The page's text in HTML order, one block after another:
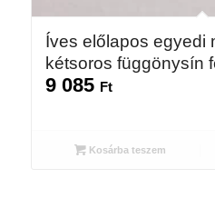
Íves előlapos egyedi
kétsoros függönysín
9 085 Ft
Kosárba teszem